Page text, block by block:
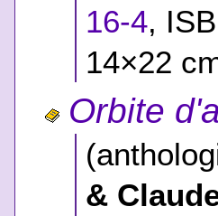
16-4,
14×22
Orbite
&